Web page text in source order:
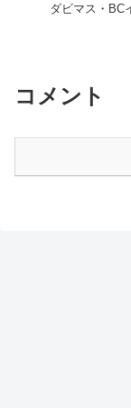
ダビマス・BC
コメント